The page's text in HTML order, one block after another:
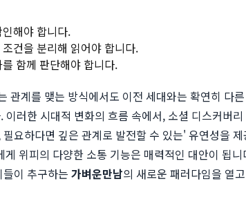
해야 합니다.
건을 분리해 읽어야 합니다.
함께 판단해야 합니다.
관계를 맺는 방식에서도 이전 세대와는 확연히 다
러한 시대적 변화의 흐름 속에서, 소셜 디스커버리
요하다면 깊은 관계로 발전할 수 있는' 유연성을 제
위피의 다양한 소통 기능은 매력적인 대안이 됩
이 추구하는 가벼운만남의 새로운 패러다임을 열